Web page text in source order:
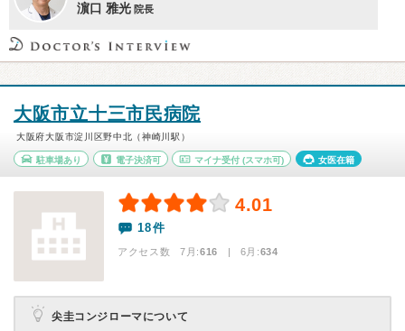
濵口 雅光 院長
大阪市立十三市民病院
大阪府大阪市淀川区野中北（神崎川駅）
駐車場あり 電子決済可 マイナ受付 (スマホ可) 女医在籍
4.01
18件
アクセス数 7月:616 | 6月:634
尖圭コンジローマについて